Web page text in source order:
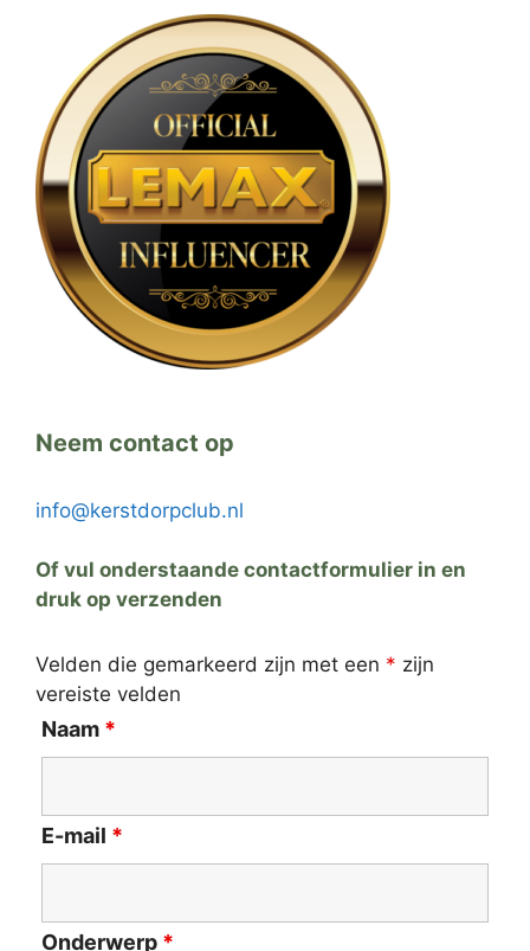
Neem contact op
info@kerstdorpclub.nl
Of vul onderstaande contactformulier in en
druk op verzenden
Velden die gemarkeerd zijn met een * zijn
vereiste velden
Naam *
E-mail *
Onderwerp *